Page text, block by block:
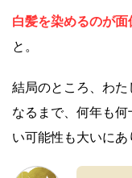
白髪を染めるのが
と。
結局のところ、わ
なるまで、何年も
い可能性も大いにあ